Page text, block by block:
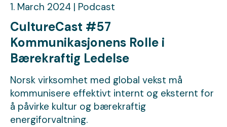
1. March 2024 | Podcast
CultureCast #57
Kommunikasjonens Rolle i
Bærekraftig Ledelse
Norsk virksomhet med global vekst må
kommunisere effektivt internt og eksternt for
å påvirke kultur og bærekraftig
energiforvaltning.